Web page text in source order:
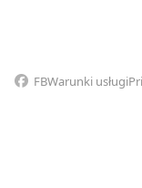
FBWarunki usługi